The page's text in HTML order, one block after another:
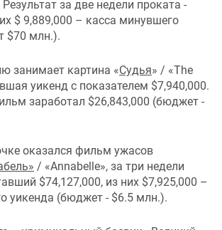
за две недели проката -
$ 9,889,000 – касса минувшего
$70 млн.).
занимает картина «Судья» / «The
уикенд с показателем $7,940,000.
заработал $26,843,000 (бюджет -
оказался фильм ужасов
/ «Annabelle», за три недели
$74,127,000, из них $7,925,000 –
уикенда (бюджет - $6.5 млн.).